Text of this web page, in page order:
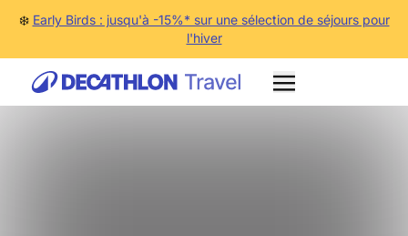
❄️ Early Birds : jusqu'à -15%* sur une sélection de séjours pour
l'hiver